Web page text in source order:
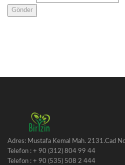
Gönder
Adres: Mustafa Kemal Mah. 2131.Cad
Telefon : + 90 (312) 804 99 44
Telefon : + 90 (535) 508 2 444